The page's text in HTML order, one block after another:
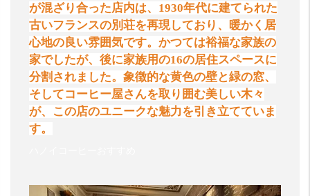
が混ざり合った店内は、 1930年代に建てられた
古いフランスの別荘を再現しており、暖かく居
心地の良い雰囲気です。かつては裕福な家族の
家でしたが、後に家族用の16の居住スペースに
分割されました。象徴的な黄色の壁と緑の窓、
そしてコーヒー屋さんを取り囲む美しい木々
が、この店のユニークな魅力を引き立てていま
す。